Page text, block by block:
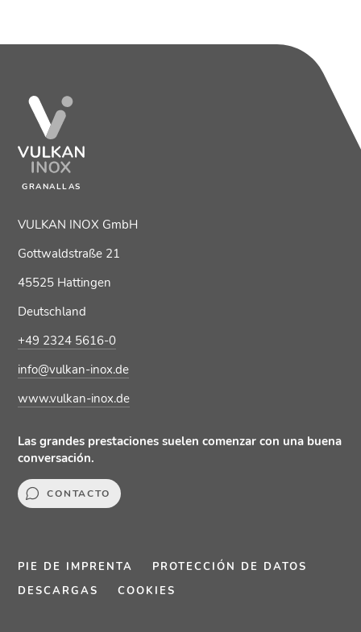
GRANALLAS
VULKAN INOX GmbH
Gottwaldstraße 21
45525 Hattingen
Deutschland
+49 2324 5616-0
info@vulkan-inox.de
www.vulkan-inox.de
Las grandes prestaciones suelen comenzar con una buena
conversación.
CONTACTO
PIE DE IMPRENTA
PROTECCIÓN DE DATOS
DESCARGAS
COOKIES